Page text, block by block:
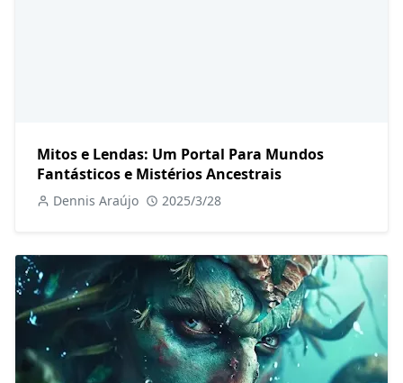
Mitos e Lendas: Um Portal Para Mundos
Fantásticos e Mistérios Ancestrais
Dennis Araújo 2025/3/28